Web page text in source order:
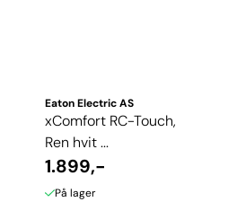
Eaton Electric AS
xComfort RC-Touch,
Ren hvit ...
1.899,-
På lager